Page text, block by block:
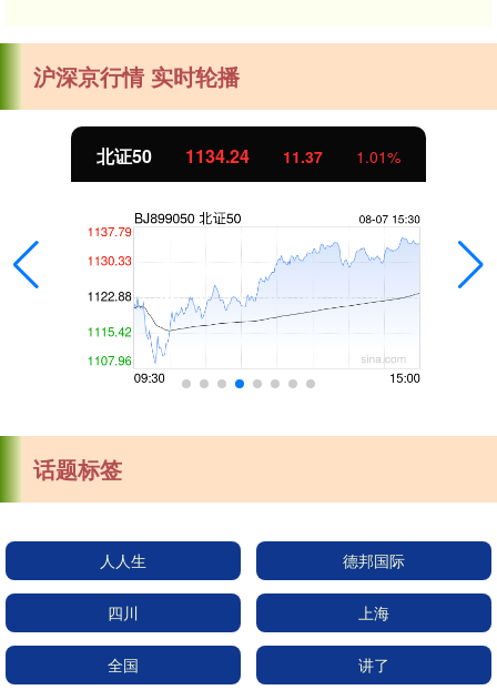
沪深京行情 实时轮播
北证50 1134.24 11.37 1.01%
话题标签
人人生 德邦国际
四川 上海
全国 讲了